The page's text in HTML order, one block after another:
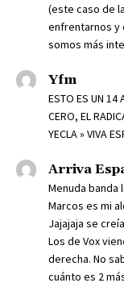
(este caso de
enfrentarnos y
somos más
Yfm
ESTO ES UN 14
CERO, EL
YECLA » VIVA
Arriva
Menuda banda
Marcos es mi
Jajajaja se
Los de Vox
derecha. No
cuánto es 2